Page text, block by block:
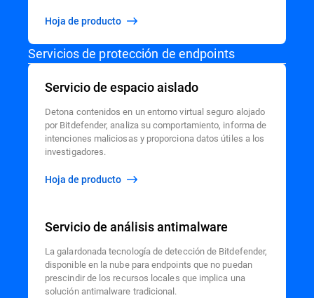
Hoja de producto
Servicios de protección de endpoints
Servicio de espacio aislado
Detona contenidos en un entorno virtual seguro alojado
por Bitdefender, analiza su comportamiento, informa de
intenciones maliciosas y proporciona datos útiles a los
investigadores.
Hoja de producto
Servicio de análisis antimalware
La galardonada tecnología de detección de Bitdefender,
disponible en la nube para endpoints que no puedan
prescindir de los recursos locales que implica una
solución antimalware tradicional.